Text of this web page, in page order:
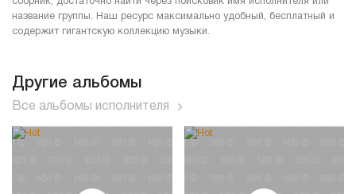
название группы. Наш ресурс максимально удобный, бесплатный и
содержит гигантскую коллекцию музыки.
Другие альбомы
Все альбомы исполнителя